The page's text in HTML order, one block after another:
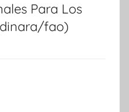
Para Los
fao)